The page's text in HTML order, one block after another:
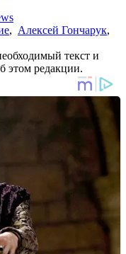
, Алексей Гончарук,
текст и
этом редакции.